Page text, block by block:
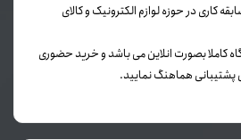
5 سال سابقه کاری در حوزه لوازم الکترونیک و کالای
از سال 1399 - فروشگاه کاملا بصورت انلاین می باشد و خرید حضوری
هماهنگ نمایید.